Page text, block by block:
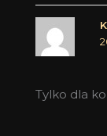
Tylko dla